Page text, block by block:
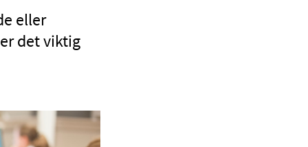
eller
det viktig